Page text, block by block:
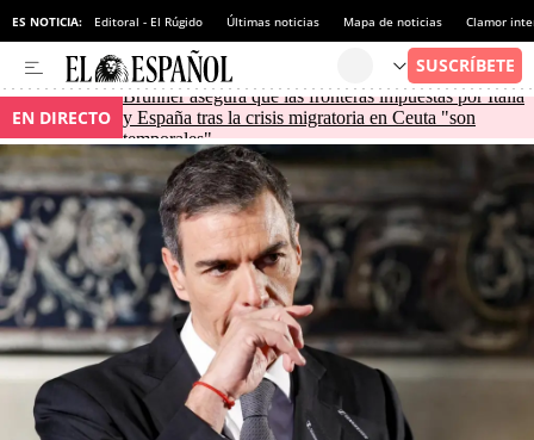
ES NOTICIA: Editoral - El Rúgido Últimas noticias Mapa de noticias Clamor
EN DIRECTO
Brunner asegura que las fronteras impuestas por Italia
y España tras la crisis migratoria en Ceuta "son
temporales"